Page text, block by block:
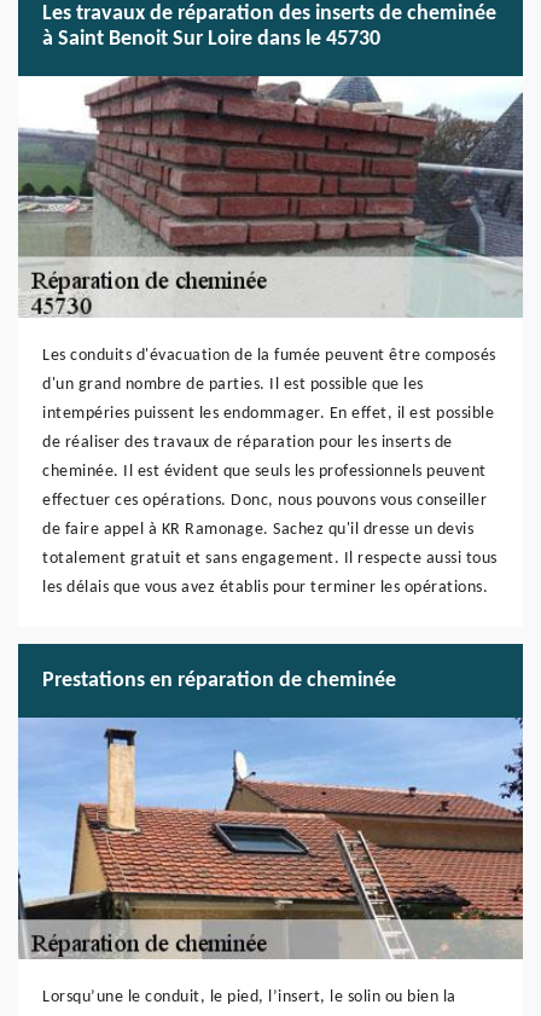
Les travaux de réparation des inserts de cheminée
à Saint Benoit Sur Loire dans le 45730
Les conduits d'évacuation de la fumée peuvent être composés
d'un grand nombre de parties. Il est possible que les
intempéries puissent les endommager. En effet, il est possible
de réaliser des travaux de réparation pour les inserts de
cheminée. Il est évident que seuls les professionnels peuvent
effectuer ces opérations. Donc, nous pouvons vous conseiller
de faire appel à KR Ramonage. Sachez qu'il dresse un devis
totalement gratuit et sans engagement. Il respecte aussi tous
les délais que vous avez établis pour terminer les opérations.
Prestations en réparation de cheminée
Lorsqu’une le conduit, le pied, l’insert, le solin ou bien la